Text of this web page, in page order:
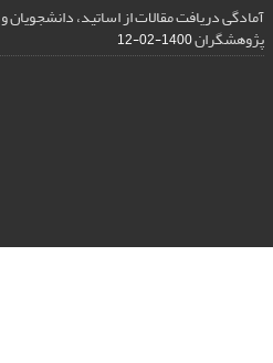
آمادگی دریافت مقالات از اساتید، دانشجویان و
پژوهشگران1400-02-12